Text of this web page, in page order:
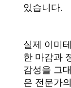
있습니다.
실제 이미
한 마감과
감성을 그
은 전문가